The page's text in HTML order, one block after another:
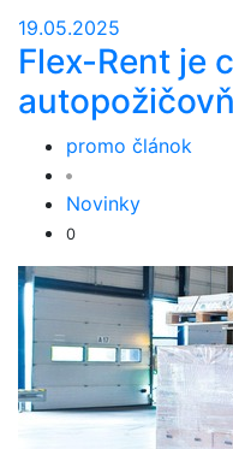
19.05.2025
Flex-Rent je
promo článok
Novinky
0